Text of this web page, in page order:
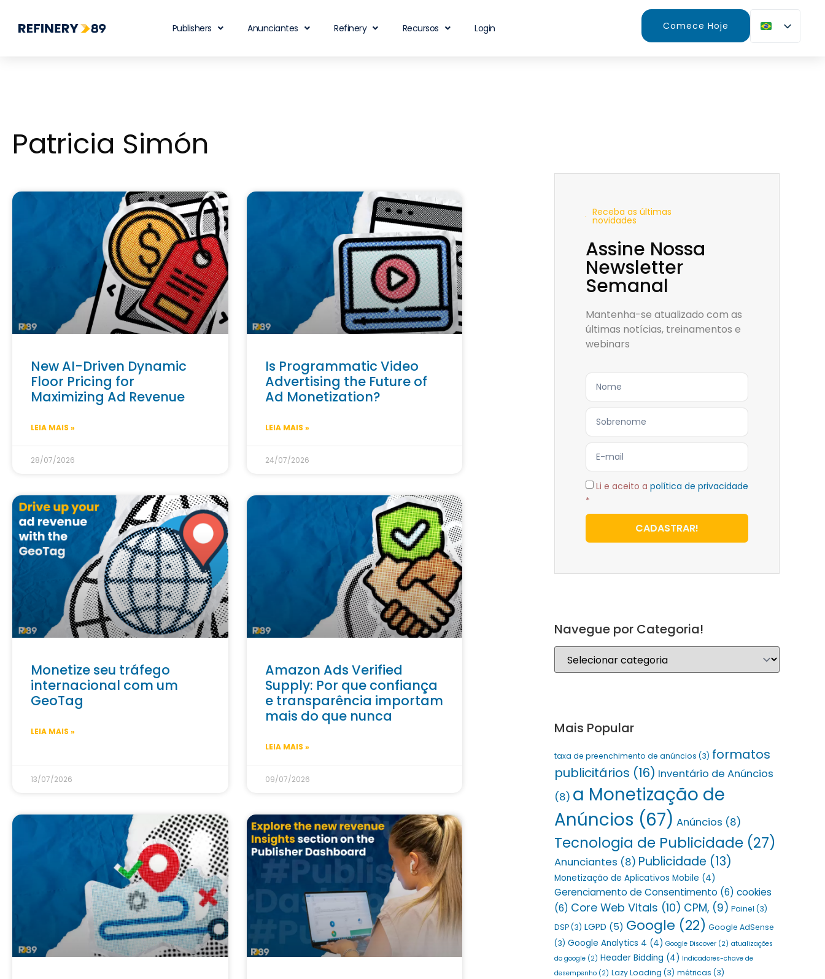
Publishers Anunciantes Refinery Recursos Login Comece Hoje
Patricia Simón
New AI-Driven Dynamic
Floor Pricing for
Maximizing Ad Revenue
LEIA MAIS »
28/07/2026
Is Programmatic Video
Advertising the Future of
Ad Monetization?
LEIA MAIS »
24/07/2026
Monetize seu tráfego
internacional com um
GeoTag
LEIA MAIS »
13/07/2026
Amazon Ads Verified
Supply: Por que confiança
e transparência importam
mais do que nunca
LEIA MAIS »
09/07/2026
Receba as últimas
novidades
Assine Nossa
Newsletter
Semanal
Mantenha-se atualizado com as
últimas notícias, treinamentos e
webinars
Li e aceito a política de privacidade
*
CADASTRAR!
Navegue por Categoria!
Mais Popular
taxa de preenchimento de anúncios (3) formatos
publicitários (16) Inventário de Anúncios
(8) a Monetização de
Anúncios (67) Anúncios (8)
Tecnologia de Publicidade (27)
Anunciantes (8) Publicidade (13)
Monetização de Aplicativos Mobile (4)
Gerenciamento de Consentimento (6) cookies
(6) Core Web Vitals (10) CPM, (9) Painel (3)
DSP(3) LGPD (5) Google (22) Google AdSense
(3) Google Analytics 4 (4) Google Discover (2) atualizações
do google (2) Header Bidding (4) Indicadores-chave de
desempenho (2) Lazy Loading (3) métricas (3)